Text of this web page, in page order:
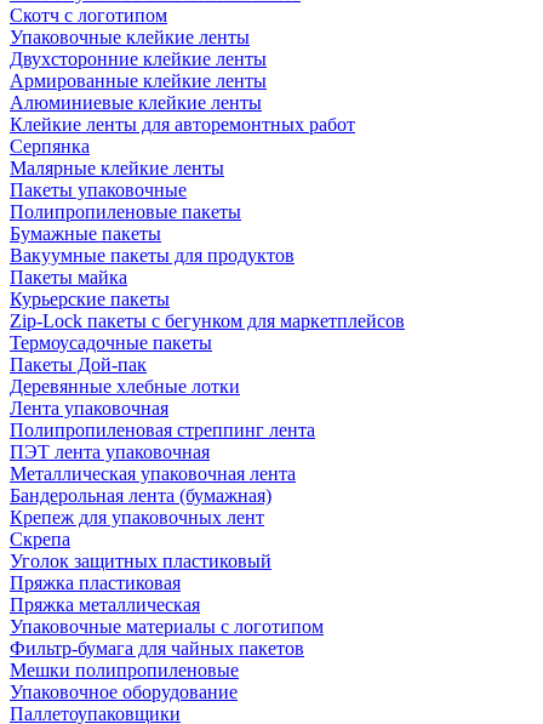
Скотч с логотипом
Упаковочные клейкие ленты
Двухсторонние клейкие ленты
Армированные клейкие ленты
Алюминиевые клейкие ленты
Клейкие ленты для авторемонтных работ
Серпянка
Малярные клейкие ленты
Пакеты упаковочные
Полипропиленовые пакеты
Бумажные пакеты
Вакуумные пакеты для продуктов
Пакеты майка
Курьерские пакеты
Zip-Lock пакеты с бегунком для маркетплейсов
Термоусадочные пакеты
Пакеты Дой-пак
Деревянные хлебные лотки
Лента упаковочная
Полипропиленовая стреппинг лента
ПЭТ лента упаковочная
Металлическая упаковочная лента
Бандерольная лента (бумажная)
Крепеж для упаковочных лент
Скрепа
Уголок защитных пластиковый
Пряжка пластиковая
Пряжка металлическая
Упаковочные материалы с логотипом
Фильтр-бумага для чайных пакетов
Мешки полипропиленовые
Упаковочное оборудование
Паллетоупаковщики